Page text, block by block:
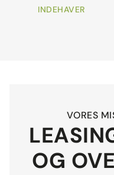
INDEHAVER
VORES
OG